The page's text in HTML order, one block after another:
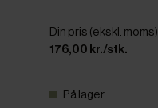
Din pris (ekskl. moms)
176,00 kr./stk.
På lager